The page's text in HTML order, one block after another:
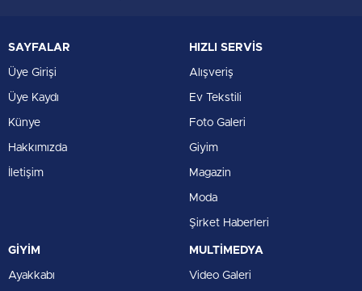
SAYFALAR
Üye Girişi
Üye Kaydı
Künye
Hakkımızda
İletişim
HIZLI SERVİS
Alışveriş
Ev Tekstili
Foto Galeri
Giyim
Magazin
Moda
Şirket Haberleri
GİYİM
Ayakkabı
MULTİMEDYA
Video Galeri